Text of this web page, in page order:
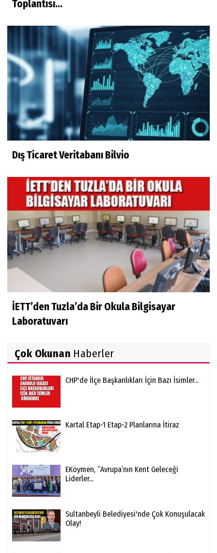
Toplantısı...
Dış Ticaret Veritabanı Bilvio
İETT’den Tuzla’da Bir Okula Bilgisayar
Laboratuvarı
Çok Okunan Haberler
CHP'de İlçe Başkanlıkları İçin Bazı İsimler...
Kartal Etap-1 Etap-2 Planlarına İtiraz
EKöymen, “Avrupa’nın Kent Geleceği
Liderler...
Sultanbeyli Belediyesi'nde Çok Konuşulacak
Olay!